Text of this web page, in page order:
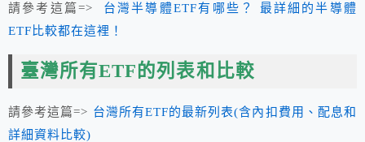
請參考這篇=> 台灣半導體ETF有哪些？ 最詳細的半導體
ETF比較都在這裡！
臺灣所有ETF的列表和比較
請參考這篇=> 台灣所有ETF的最新列表(含內扣費用、配息和
詳細資料比較)